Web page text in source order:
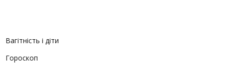
Вагітність і діти
Гороскоп